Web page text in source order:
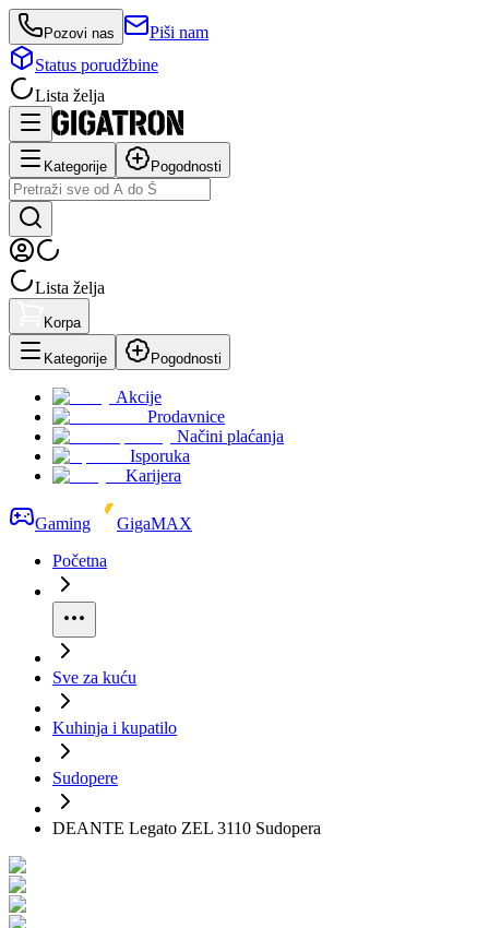
Pozovi nas
Piši nam
Status porudžbine
Lista želja
Kategorije Pogodnosti
Lista želja
Korpa
Kategorije Pogodnosti
Akcije
Prodavnice
Načini plaćanja
Isporuka
Karijera
Gaming
GigaMAX
Početna
Sve za kuću
Kuhinja i kupatilo
Sudopere
DEANTE Legato ZEL 3110 Sudopera